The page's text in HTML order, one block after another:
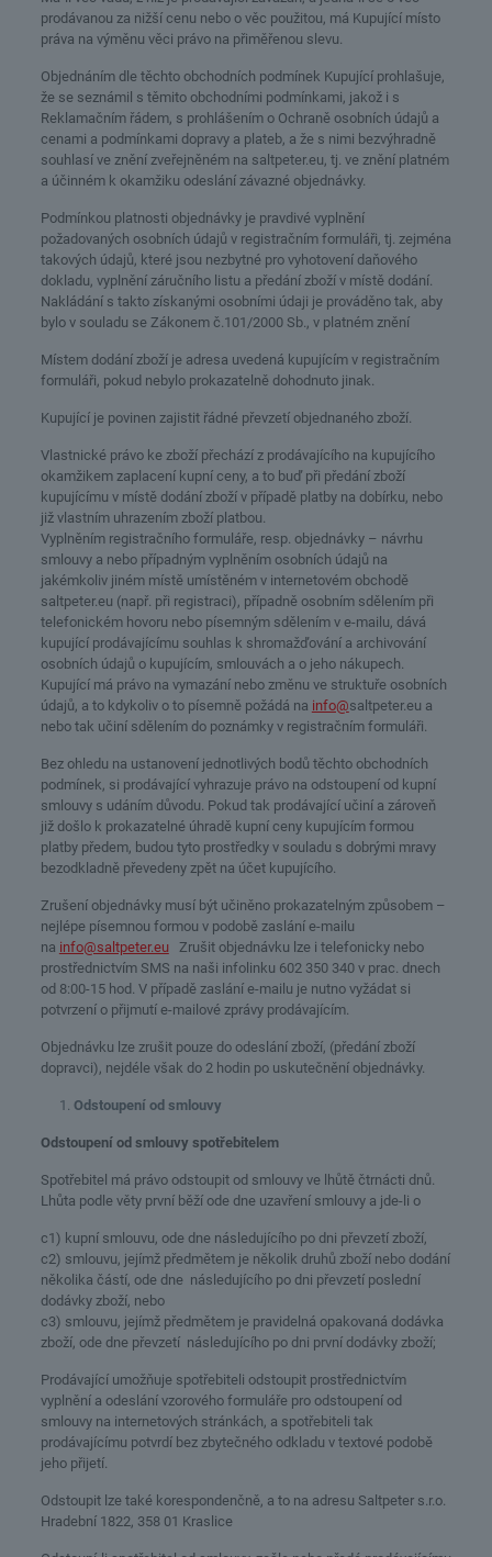
prodávanou za nižší cenu nebo o věc použitou, má Kupující místo
práva na výměnu věci právo na přiměřenou slevu.
Objednáním dle těchto obchodních podmínek Kupující prohlašuje,
že se seznámil s těmito obchodními podmínkami, jakož i s
Reklamačním řádem, s prohlášením o Ochraně osobních údajů a
cenami a podmínkami dopravy a plateb, a že s nimi bezvýhradně
souhlasí ve znění zveřejněném na saltpeter.eu, tj. ve znění platném
a účinném k okamžiku odeslání závazné objednávky.
Podmínkou platnosti objednávky je pravdivé vyplnění
požadovaných osobních údajů v registračním formuláři, tj. zejména
takových údajů, které jsou nezbytné pro vyhotovení daňového
dokladu, vyplnění záručního listu a předání zboží v místě dodání.
Nakládání s takto získanými osobními údaji je prováděno tak, aby
bylo v souladu se Zákonem č.101/2000 Sb., v platném znění
Místem dodání zboží je adresa uvedená kupujícím v registračním
formuláři, pokud nebylo prokazatelně dohodnuto jinak.
Kupující je povinen zajistit řádné převzetí objednaného zboží.
Vlastnické právo ke zboží přechází z prodávajícího na kupujícího
okamžikem zaplacení kupní ceny, a to buď při předání zboží
kupujícímu v místě dodání zboží v případě platby na dobírku, nebo
již vlastním uhrazením zboží platbou.
Vyplněním registračního formuláře, resp. objednávky – návrhu
smlouvy a nebo případným vyplněním osobních údajů na
jakémkoliv jiném místě umístěném v internetovém obchodě
saltpeter.eu (např. při registraci), případně osobním sdělením při
telefonickém hovoru nebo písemným sdělením v e-mailu, dává
kupující prodávajícímu souhlas k shromažďování a archivování
osobních údajů o kupujícím, smlouvách a o jeho nákupech.
Kupující má právo na vymazání nebo změnu ve struktuře osobních
údajů, a to kdykoliv o to písemně požádá na info@saltpeter.eu a
nebo tak učiní sdělením do poznámky v registračním formuláři.
Bez ohledu na ustanovení jednotlivých bodů těchto obchodních
podmínek, si prodávající vyhrazuje právo na odstoupení od kupní
smlouvy s udáním důvodu. Pokud tak prodávající učiní a zároveň
již došlo k prokazatelné úhradě kupní ceny kupujícím formou
platby předem, budou tyto prostředky v souladu s dobrými mravy
bezodkladně převedeny zpět na účet kupujícího.
Zrušení objednávky musí být učiněno prokazatelným způsobem –
nejlépe písemnou formou v podobě zaslání e-mailu
na info@saltpeter.euZrušit objednávku lze i telefonicky nebo
prostřednictvím SMS na naši infolinku 602 350 340 v prac. dnech
od 8:00-15 hod. V případě zaslání e-mailu je nutno vyžádat si
potvrzení o přijmutí e-mailové zprávy prodávajícím.
Objednávku lze zrušit pouze do odeslání zboží, (předání zboží
dopravci), nejdéle však do 2 hodin po uskutečnění objednávky.
Odstoupení od smlouvy
Odstoupení od smlouvy spotřebitelem
Spotřebitel má právo odstoupit od smlouvy ve lhůtě čtrnácti dnů.
Lhůta podle věty první běží ode dne uzavření smlouvy a jde-li o
c1) kupní smlouvu, ode dne následujícího po dni převzetí zboží,
c2) smlouvu, jejímž předmětem je několik druhů zboží nebo dodání
několika částí, ode dne následujícího po dni převzetí poslední
dodávky zboží, nebo
c3) smlouvu, jejímž předmětem je pravidelná opakovaná dodávka
zboží, ode dne převzetí následujícího po dni první dodávky zboží;
Prodávající umožňuje spotřebiteli odstoupit prostřednictvím
vyplnění a odeslání vzorového formuláře pro odstoupení od
smlouvy na internetových stránkách, a spotřebiteli tak
prodávajícímu potvrdí bez zbytečného odkladu v textové podobě
jeho přijetí.
Odstoupit lze také korespondenčně, a to na adresu Saltpeter s.r.o.
Hradební 1822, 358 01 Kraslice